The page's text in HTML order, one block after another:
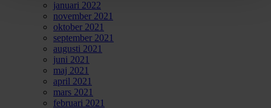
januari 2022
november 2021
oktober 2021
september 2021
augusti 2021
juni 2021
maj 2021
april 2021
mars 2021
februari 2021